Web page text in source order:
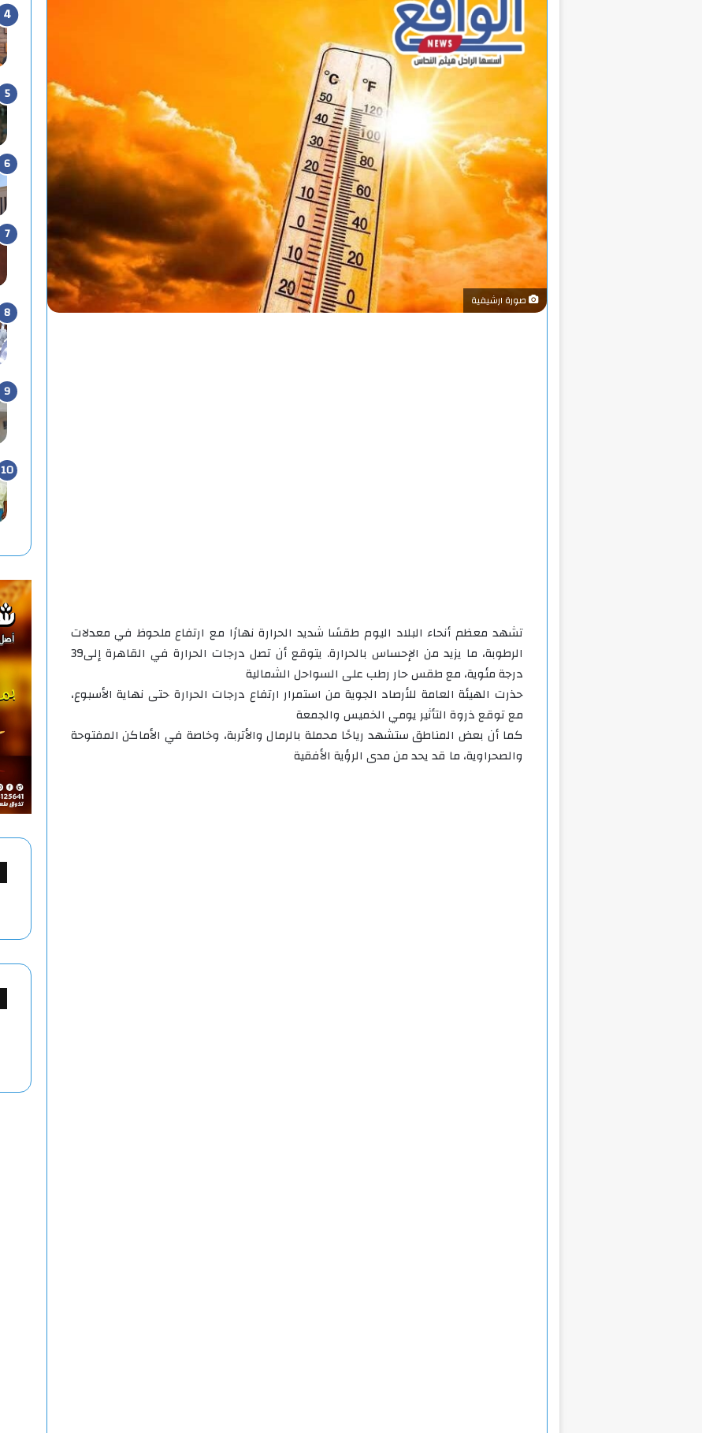
صورة ارشيفية
تشهد معظم أنحاء البلاد اليوم طقسًا شديد الحرارة نهارًا مع ارتفاع ملحوظ في معدلات
الرطوبة، ما يزيد من الإحساس بالحرارة. يتوقع أن تصل درجات الحرارة في القاهرة إلى39
درجة مئوية، مع طقس حار رطب على السواحل الشمالية
حذرت الهيئة العامة للأرصاد الجوية من استمرار ارتفاع درجات الحرارة حتى نهاية الأسبوع،
مع توقع ذروة التأثير يومي الخميس والجمعة
كما أن بعض المناطق ستشهد رياحًا محملة بالرمال والأتربة، وخاصة في الأماكن المفتوحة
والصحراوية، ما قد يحد من مدى الرؤية الأفقية